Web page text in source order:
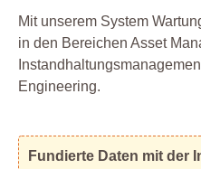
Mit unserem System
in den Bereichen Asset
Engineering.
Fundierte Daten mit der